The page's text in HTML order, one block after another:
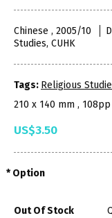
Chinese , 2005/10
Studies, CUHK
Tags: Religious
210 x 140 mm , 108pp
US$3.50
Option
Out Of Stock